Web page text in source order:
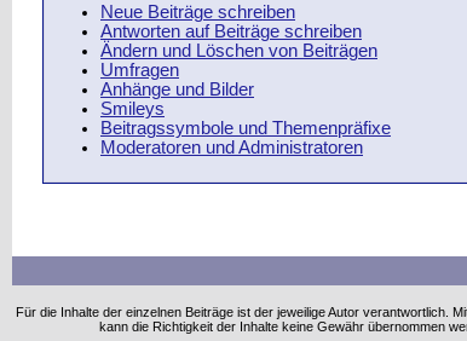
Neue Beiträge schreiben
Antworten auf Beiträge schreiben
Ändern und Löschen von Beiträgen
Umfragen
Anhänge und Bilder
Smileys
Beitragssymbole und Themenpräfixe
Moderatoren und Administratoren
Für die Inhalte der einzelnen Beiträge ist der jeweilige Autor verantwortlich.
kann die Richtigkeit der Inhalte keine Gewähr übernommen